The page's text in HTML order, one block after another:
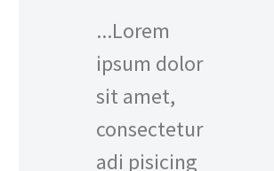
...Lorem
ipsum dolor
sit amet,
consectetur
adi pisicing